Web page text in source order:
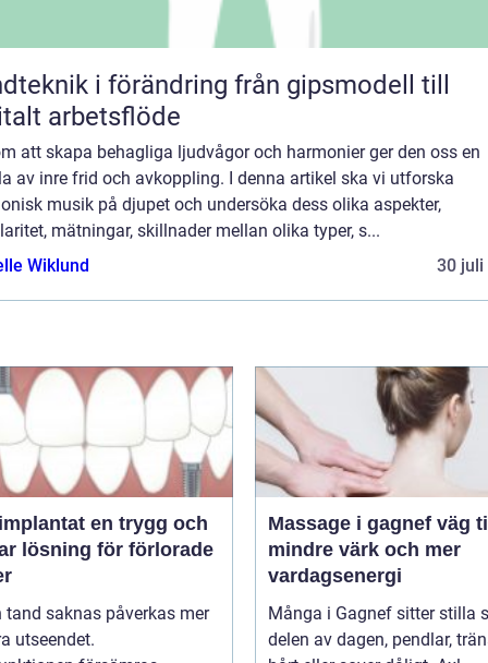
i förändring från gipsmodell till
arbetsflöde
att skapa behagliga ljudvågor och harmonier ger den oss en
av inre frid och avkoppling. I denna artikel ska vi utforska
musik på djupet och undersöka dess olika aspekter,
mätningar, skillnader mellan olika typer, s...
Wiklund
30 juli
en trygg och
lösning för förlorade
tand saknas påverkas mer
utseendet.
Massage i gagnef väg till
mindre värk och mer
vardagsenergi
Många i Gagnef sitter stilla
delen av dagen, pendlar,